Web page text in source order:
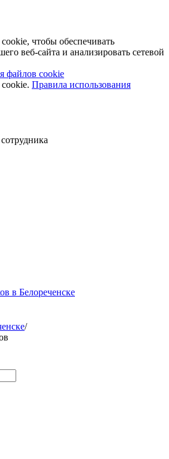
чтобы обеспечивать
веб-сайта и анализировать сетевой
файлов cookie
Правила использования
в Белореченске
/